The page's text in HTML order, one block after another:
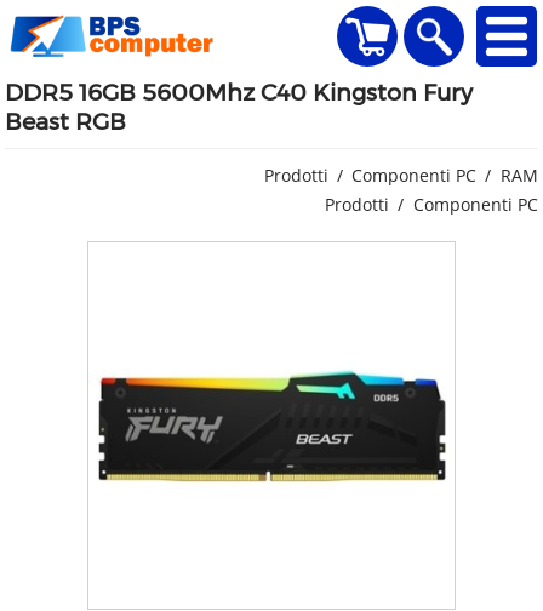
DDR5 16GB 5600Mhz C40 Kingston Fury
Beast RGB
Prodotti Componenti PC
RAM
Prodotti
Componenti PC
home Visualizza il
Ricerca